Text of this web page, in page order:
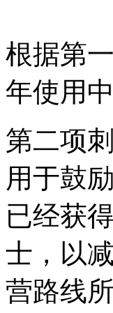
根据第
年使用
第二项
用于鼓
已经获
士，以
营路线